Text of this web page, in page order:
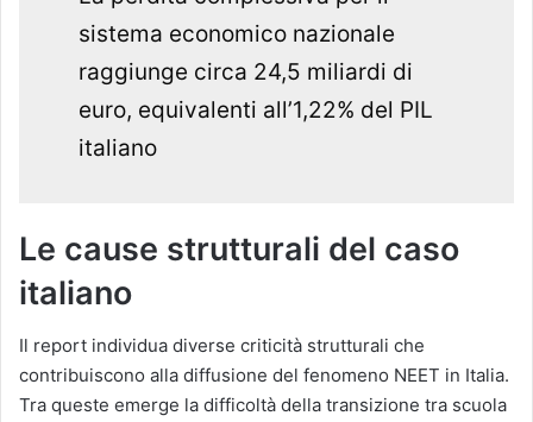
sistema economico nazionale
raggiunge circa 24,5 miliardi di
euro, equivalenti all’1,22% del PIL
italiano
Le cause strutturali del caso
italiano
Il report individua diverse criticità strutturali che
contribuiscono alla diffusione del fenomeno NEET in Italia.
Tra queste emerge la difficoltà della transizione tra scuola